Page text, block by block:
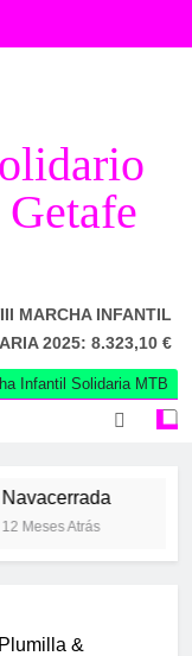
MARCHA INFANTIL
2025: 8.323,10 €
Infantil Solidaria MTB
Navacerrada
12 Meses Atrás
&